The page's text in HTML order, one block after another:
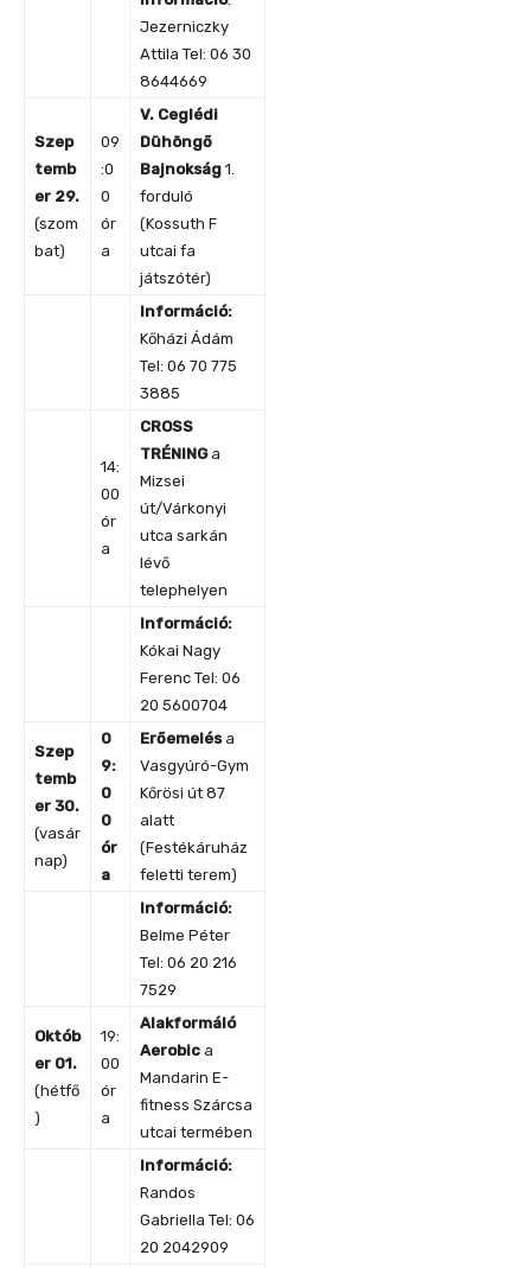
Jezerniczky
Attila Tel: 06 30
8644669
Szep
temb
er 29.
(szom
bat)
09
:0
0
ór
a
V. Ceglédi
Dühöngő
Bajnokság 1.
forduló
(Kossuth F
utcai fa
játszótér)
Információ:
Kőházi Ádám
Tel: 06 70 775
3885
14:
00
ór
a
CROSS
TRÉNINGa
Mizsei
út/Várkonyi
utca sarkán
lévő
telephelyen
Információ:
Kókai Nagy
Ferenc Tel: 06
20 5600704
Szep
temb
er 30.
(vasár
nap)
0
9:
0
0
ór
a
Erőemelésa
Vasgyúró-Gym
Kőrösi út 87
alatt
(Festékáruház
feletti terem)
Információ:
Belme Péter
Tel: 06 20 216
7529
Októb
er 01.
(hétfő
)
19:
00
ór
a
Alakformáló
Aerobic a
Mandarin E-
fitness Szárcsa
utcai termében
Információ:
Randos
Gabriella Tel: 06
20 2042909